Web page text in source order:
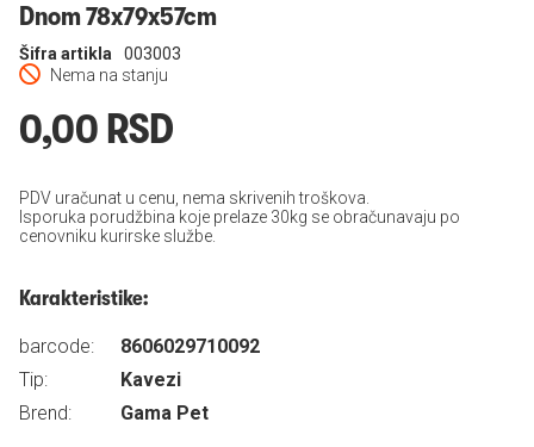
Dnom 78x79x57cm
Nema na stanju
Šifra artikla 003003
0,00 RSD
PDV uračunat u cenu, nema skrivenih troškova.
Isporuka porudžbina koje prelaze 30kg se obračunavaju po
cenovniku kurirske službe.
Karakteristike:
barcode:
8606029710092
Tip:
Kavezi
Brend:
Gama Pet